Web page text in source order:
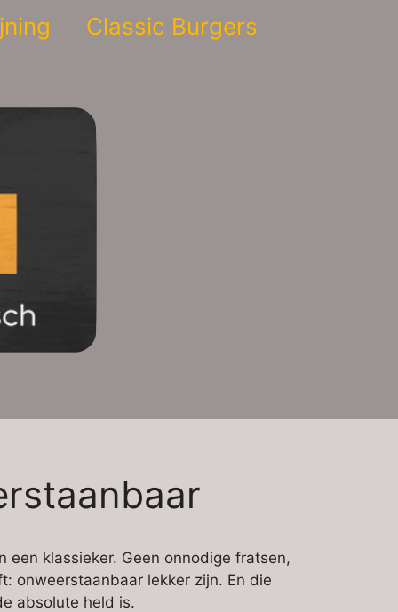
Classic Burgers
klassieker. Geen onnodige fratsen,
onweerstaanbaar lekker zijn. En die
absolute held is.